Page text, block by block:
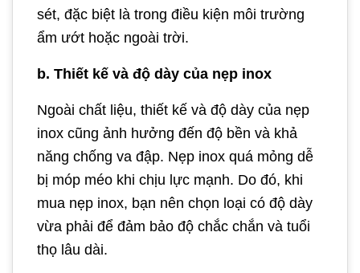
sét, đặc biệt là trong điều kiện môi trường
ẩm ướt hoặc ngoài trời.
b. Thiết kế và độ dày của nẹp inox
Ngoài chất liệu, thiết kế và độ dày của nẹp
inox cũng ảnh hưởng đến độ bền và khả
năng chống va đập. Nẹp inox quá mỏng dễ
bị móp méo khi chịu lực mạnh. Do đó, khi
mua nẹp inox, bạn nên chọn loại có độ dày
vừa phải để đảm bảo độ chắc chắn và tuổi
thọ lâu dài.